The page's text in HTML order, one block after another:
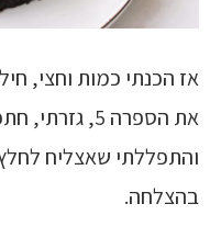
אז הכנתי כמות וחצי,
את הספרה 5,
והתפללתי שאצליח
בהצלחה.